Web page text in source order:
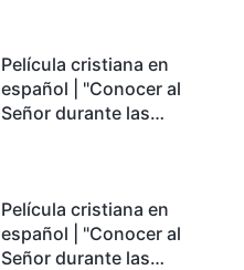
Película cristiana en
español | "Conocer al
Señor durante las
podemos sobrevivir?
Película cristiana en
español | "Conocer al
Señor durante las